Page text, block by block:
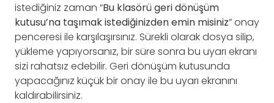
istediğiniz zaman “Bu klasörü geri dönüşüm
kutusu’na taşımak istediğinizden emin misiniz” onay
penceresi ile karşılaşırsınız. Sürekli olarak dosya silip,
yükleme yapıyorsanız, bir süre sonra bu uyarı ekranı
sizi rahatsız edebilir. Geri dönüşüm kutusunda
yapacağınız küçük bir onay ile bu uyarı ekranını
kaldırabilirsiniz.